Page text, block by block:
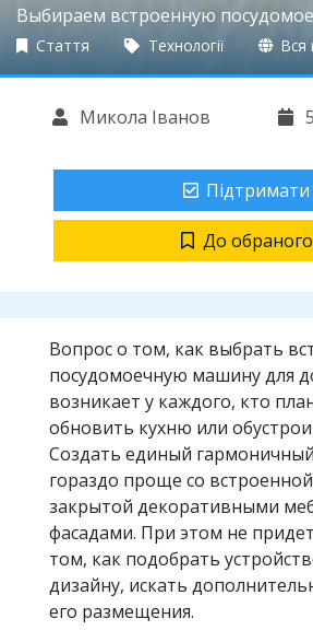
Выбираем встроенную
Стаття Технології Вся
Микола Іванов
Підтримати
До обраного
Вопрос о том, как выбрать
посудомоечную машину для
возникает у каждого, кто
обновить кухню или
Создать единый
гораздо проще со
закрытой декоративными
фасадами. При этом не
том, как подобрать
дизайну, искать
его размещения.